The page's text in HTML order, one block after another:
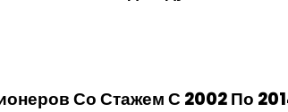
Со Стажем С 2002 По